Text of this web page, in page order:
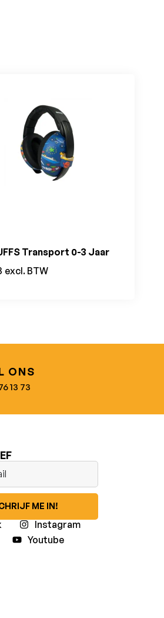
Transport 0-3 Jaar
excl. BTW
ONS
13 73
ME IN!
Instagram
Youtube